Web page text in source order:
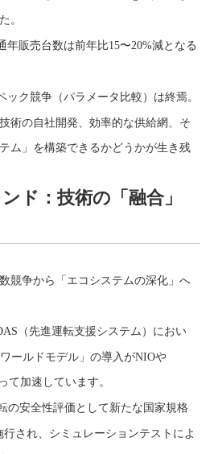
。
年販売台数は前年比15〜20%減となる
ック競争（パラメータ比較）は終焉。
術の自社開発、効率的な供給網、そ
ム」を構築できるかどうかが生き残
ド：技術の「融合」
競争から「エコシステムの深化」へ
（先進運転支援システム）におい
ールドモデル」の導入がNIOや
て加速しています。
の安全性評価として新たな国家規格
行され、シミュレーションテストによ